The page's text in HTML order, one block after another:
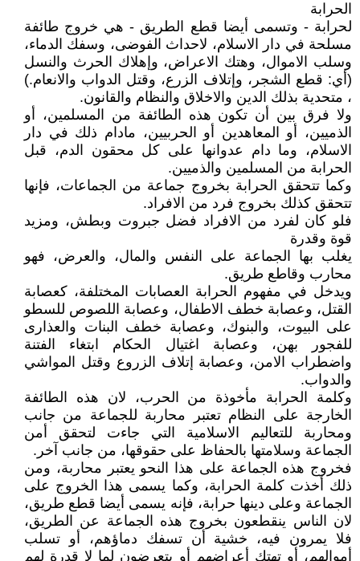
الحرابة
لحرابة - وتسمى أيضا قطع الطريق - هي خروج طائفة
مسلحة في دار الاسلام، لاحداث الفوضى، وسفك الدماء،
وسلب الاموال، وهتك الاعراض، وإهلاك الحرث والنسل
(أي: قطع الشجر، وإتلاف الزرع، وقتل الدواب والانعام.)
، متحدية بذلك الدين والاخلاق والنظام والقانون.
ولا فرق بين أن تكون هذه الطائفة من المسلمين، أو
الذميين، أو المعاهدين أو الحربيين، مادام ذلك في دار
الاسلام، وما دام عدوانها على كل محقون الدم، قبل
الحرابة من المسلمين والذميين.
وكما تتحقق الحرابة بخروج جماعة من الجماعات، فإنها
تتحقق كذلك بخروج فرد من الافراد.
فلو كان لفرد من الافراد فضل جبروت وبطش، ومزيد
قوة وقدرة
يغلب بها الجماعة على النفس والمال، والعرض، فهو
محارب وقاطع طريق.
ويدخل في مفهوم الحرابة العصابات المختلفة، كعصابة
القتل، وعصابة خطف الاطفال، وعصابة اللصوص للسطو
على البيوت، والبنوك، وعصابة خطف البنات والعذارى
للفجور بهن، وعصابة اغتيال الحكام ابتغاء الفتنة
واضطراب الامن، وعصابة إتلاف الزروع وقتل المواشي
والدواب.
وكلمة الحرابة مأخوذة من الحرب، لان هذه الطائفة
الخارجة على النظام تعتبر محاربة للجماعة من جانب
ومحاربة للتعاليم الاسلامية التي جاءت لتحقق أمن
الجماعة وسلامتها بالحفاظ على حقوقها، من جانب آخر.
فخروج هذه الجماعة على هذا النحو يعتبر محاربة، ومن
ذلك أخذت كلمة الحرابة، وكما يسمى هذا الخروج على
الجماعة وعلى دينها حرابة، فإنه يسمى أيضا قطع طريق،
لان الناس ينقطعون بخروج هذه الجماعة عن الطريق،
فلا يمرون فيه، خشية أن تسفك دماؤهم، أو تسلب
أموالهم، أو تهتك أعراضهم أو يتعرضون لما لا قدرة لهم